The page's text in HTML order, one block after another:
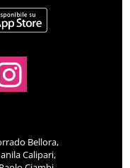
Calipari,
Ciambi,
Leo